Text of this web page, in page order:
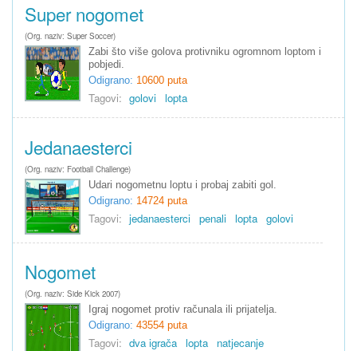
Super nogomet
(Org. naziv: Super Soccer)
Zabi što više golova protivniku ogromnom loptom i
pobjedi.
Odigrano: 10600 puta
Tagovi: golovi lopta
Jedanaesterci
(Org. naziv: Football Challenge)
Udari nogometnu loptu i probaj zabiti gol.
Odigrano: 14724 puta
Tagovi: jedanaesterci penali lopta golovi
Nogomet
(Org. naziv: Side Kick 2007)
Igraj nogomet protiv računala ili prijatelja.
Odigrano: 43554 puta
Tagovi: dva igrača lopta natjecanje